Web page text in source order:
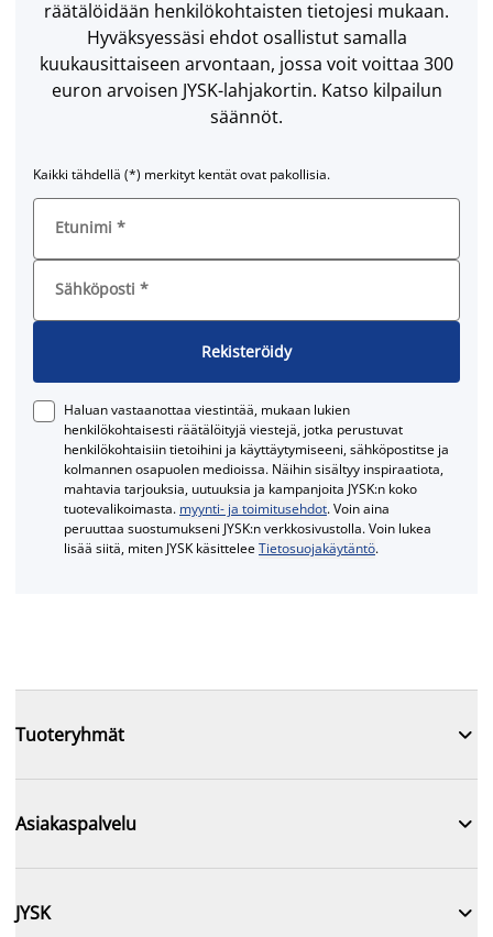
räätälöidään henkilökohtaisten tietojesi mukaan.
Hyväksyessäsi ehdot osallistut samalla
kuukausittaiseen arvontaan, jossa voit voittaa 300
euron arvoisen JYSK-lahjakortin. Katso kilpailun
säännöt.
Kaikki tähdellä (*) merkityt kentät ovat pakollisia.
Etunimi *
Sähköposti *
Rekisteröidy
Haluan vastaanottaa viestintää, mukaan lukien
henkilökohtaisesti räätälöityjä viestejä, jotka perustuvat
henkilökohtaisiin tietoihini ja käyttäytymiseeni, sähköpostitse ja
kolmannen osapuolen medioissa. Näihin sisältyy inspiraatiota,
mahtavia tarjouksia, uutuuksia ja kampanjoita JYSK:n koko
tuotevalikoimasta. myynti- ja toimitusehdot. Voin aina
peruuttaa suostumukseni JYSK:n verkkosivustolla. Voin lukea
lisää siitä, miten JYSK käsitteleeTietosuojakäytäntö.
Tuoteryhmät 
Asiakaspalvelu 
JYSK 